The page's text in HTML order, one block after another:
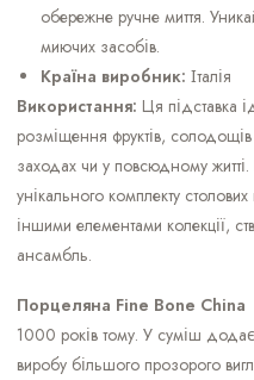
обережне ручне миття.
миючих засобів.
Країна виробник: Італія
Використання: Ця підставка
розміщення фруктів,
заходах чи у повсюдному
унікального комплекту
іншими елементами колекції,
ансамбль.
Порцеляна Fine Bone China
1000 років тому. У суміш
виробу більшого прозорого